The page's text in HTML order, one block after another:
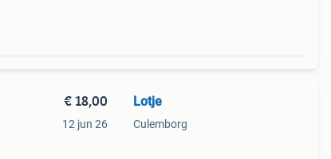
€ 18,00
12 jun 26
Lotje
Culemborg